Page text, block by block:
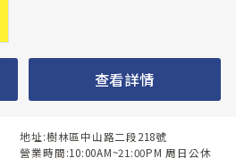
查看詳情
地址:樹林區中山路二段218號
營業時間:10:00AM~21:00PM 周日公休